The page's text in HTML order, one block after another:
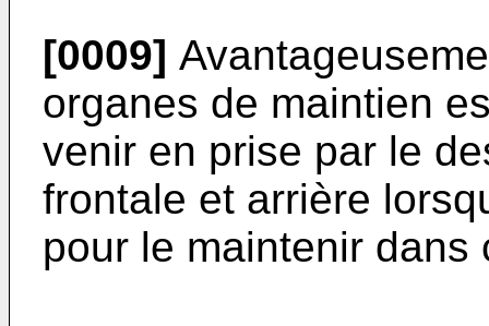
[0009]
organes de maintien
venir en prise par le
frontale et arrière
pour le maintenir dans